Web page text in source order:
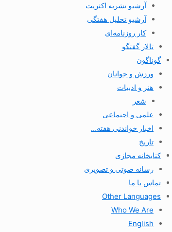
آرشیو نشریه اکثریت
آرشیو تحلیل هفتگی
کار روزنامه‌ای
تالار گفتگو
گوناگون
ورزش و جوانان
هنر و ادبیات
شعر
علمی و اجتماعی
اخبار خواندنی هفته…
تاریخ
کتابخانه مجازی
رسانه صوتی و تصویری
تماس با ما
Other Languages
Who We Are
English